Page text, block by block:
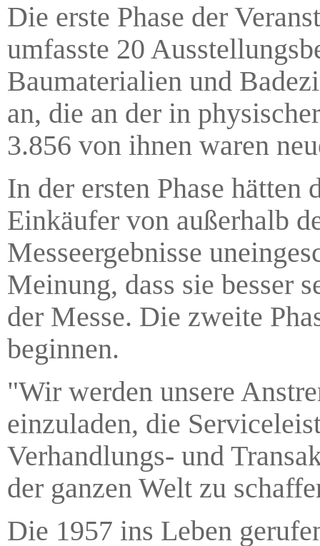
Die erste Phase der
umfasste 20
Baumaterialien und
an, die an der in
3.856 von ihnen waren
In der ersten Phase
Einkäufer von außerhalb
Messeergebnisse
Meinung, dass sie besser
der Messe. Die zweite
beginnen.
"Wir werden unsere
einzuladen, die
Verhandlungs- und
der ganzen Welt zu
Die 1957 ins Leben